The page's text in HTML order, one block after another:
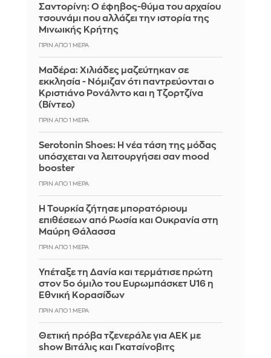
Σαντορίνη: Ο έφηβος-θύμα του αρχαίου
τσουνάμι που αλλάζει την ιστορία της
Μινωικής Κρήτης
ΠΡΙΝ ΑΠΌ 1 ΜΈΡΑ
Μαδέρα: Χιλιάδες μαζεύτηκαν σε
εκκλησία - Νόμιζαν ότι παντρεύονται ο
Κριστιάνο Ρονάλντο και η Τζορτζίνα
(Βίντεο)
ΠΡΙΝ ΑΠΌ 1 ΜΈΡΑ
Serotonin Shoes: Η νέα τάση της μόδας
υπόσχεται να λειτουργήσει σαν mood
booster
ΠΡΙΝ ΑΠΌ 1 ΜΈΡΑ
Η Τουρκία ζήτησε μπορατόριουμ
επιθέσεων από Ρωσία και Ουκρανία στη
Μαύρη Θάλασσα
ΠΡΙΝ ΑΠΌ 1 ΜΈΡΑ
Υπέταξε τη Δανία και τερμάτισε πρώτη
στον 5ο όμιλο του Ευρωμπάσκετ U16 η
Εθνική Κορασίδων
ΠΡΙΝ ΑΠΌ 1 ΜΈΡΑ
Θετική πρόβα τζενεράλε για ΑΕΚ με
show Βιτάλις και Γκατσίνοβιτς